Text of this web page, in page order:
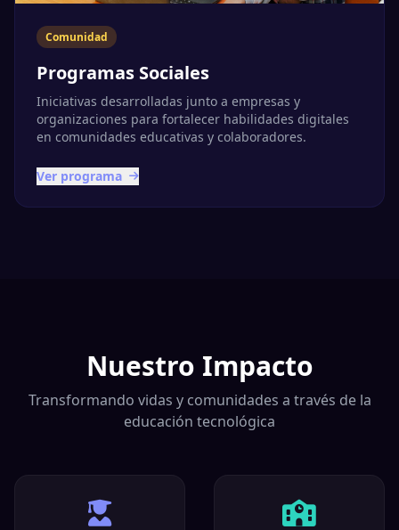
Comunidad
Programas Sociales
Iniciativas desarrolladas junto a empresas y
organizaciones para fortalecer habilidades digitales
en comunidades educativas y colaboradores.
Ver programa
Nuestro Impacto
Transformando vidas y comunidades a través de la
educación tecnológica